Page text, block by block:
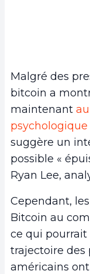
Malgré des
bitcoin a
maintenant
suggère un
possible «
Ryan Lee,
Cependant,
Bitcoin au
ce qui pourrait
trajectoire des
américains